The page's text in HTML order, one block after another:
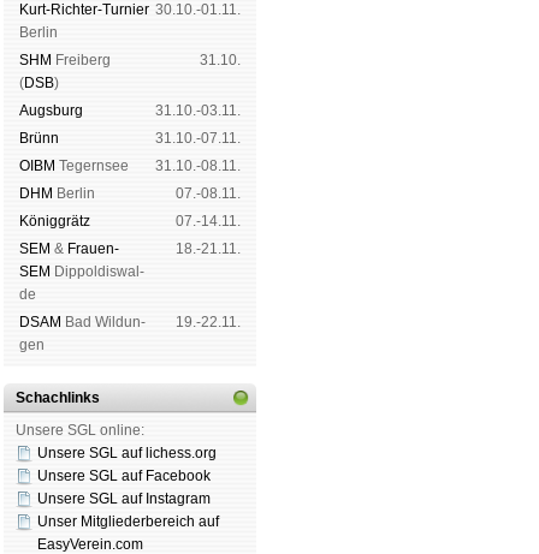
Kurt-Rich­ter-Tur­nier
Ber­lin
30.10.-01.11.
SHM Frei­berg
(DSB)
31.10.
Augs­burg
31.10.-03.11.
Brünn
31.10.-07.11.
OIBM Tegern­see
31.10.-08.11.
DHM Ber­lin
07.-08.11.
König­grätz
07.-14.11.
SEM & Frauen-
SEM Dip­pol­dis­wal­
de
18.-21.11.
DSAM Bad Wil­dun­
gen
19.-22.11.
Schachlinks
Unsere SGL online:
Unsere SGL auf li­chess.org
Unsere SGL auf Face­book
Unsere SGL auf Insta­gram
Unser Mitgliederbereich auf
EasyVerein.com